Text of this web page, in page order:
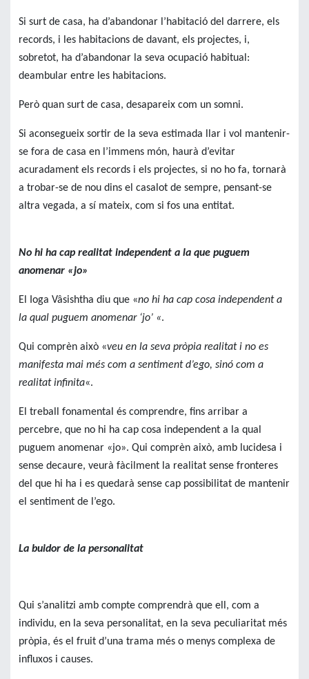
Si surt de casa, ha d’abandonar l’habitació del darrere, els
records, i les habitacions de davant, els projectes, i,
sobretot, ha d’abandonar la seva ocupació habitual:
deambular entre les habitacions.
Però quan surt de casa, desapareix com un somni.
Si aconsegueix sortir de la seva estimada llar i vol mantenir-
se fora de casa en l’immens món, haurà d’evitar
acuradament els records i els projectes, si no ho fa, tornarà
a trobar-se de nou dins el casalot de sempre, pensant-se
altra vegada, a sí mateix, com si fos una entitat.
No hi ha cap realitat independent a la que puguem
anomenar «jo»
El Ioga Vâsishtha diu que «no hi ha cap cosa independent a
la qual puguem anomenar ‘jo’ «.
Qui comprèn això «veu en la seva pròpia realitat i no es
manifesta mai més com a sentiment d’ego, sinó com a
realitat infinita«.
El treball fonamental és comprendre, fins arribar a
percebre, que no hi ha cap cosa independent a la qual
puguem anomenar «jo». Qui comprèn això, amb lucidesa i
sense decaure, veurà fàcilment la realitat sense fronteres
del que hi ha i es quedarà sense cap possibilitat de mantenir
el sentiment de l’ego.
La buidor de la personalitat
Qui s’analitzi amb compte comprendrà que ell, com a
individu, en la seva personalitat, en la seva peculiaritat més
pròpia, és el fruit d’una trama més o menys complexa de
influxos i causes.